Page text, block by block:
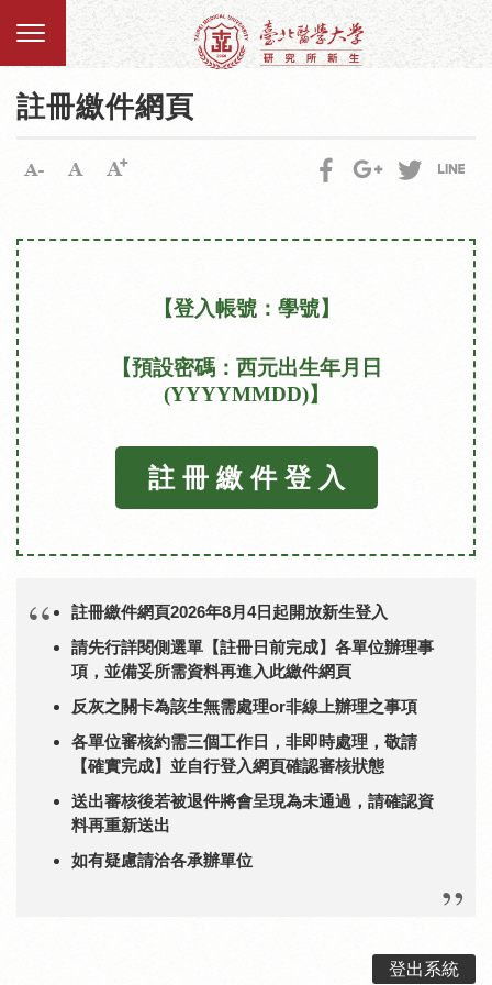
註冊繳件網頁
【登入帳號：學號】
【預設密碼：西元出生年月日
(YYYYMMDD)】
註 冊 繳 件 登 入
註冊繳件網頁2026年8月4日起開放新生登入
請先行詳閱側選單【註冊日前完成】各單位辦理事
項，並備妥所需資料再進入此繳件網頁
反灰之關卡為該生無需處理or非線上辦理之事項
各單位審核約需三個工作日，非即時處理，敬請
【確實完成】並自行登入網頁確認審核狀態
送出審核後若被退件將會呈現為未通過，請確認資
料再重新送出
如有疑慮請洽各承辦單位
登出系統